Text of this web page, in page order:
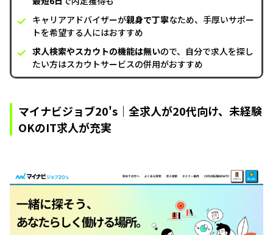
キャリアアドバイザーが親身で丁寧なため、手厚いサポー
トを希望する人にはおすすめ
求人検索やスカウトの機能は無いので、自分で求人を探し
たい方はスカウトサービスの併用がおすすめ
マイナビジョブ20's｜全求人が20代向け、未経験
OKのIT求人が充実